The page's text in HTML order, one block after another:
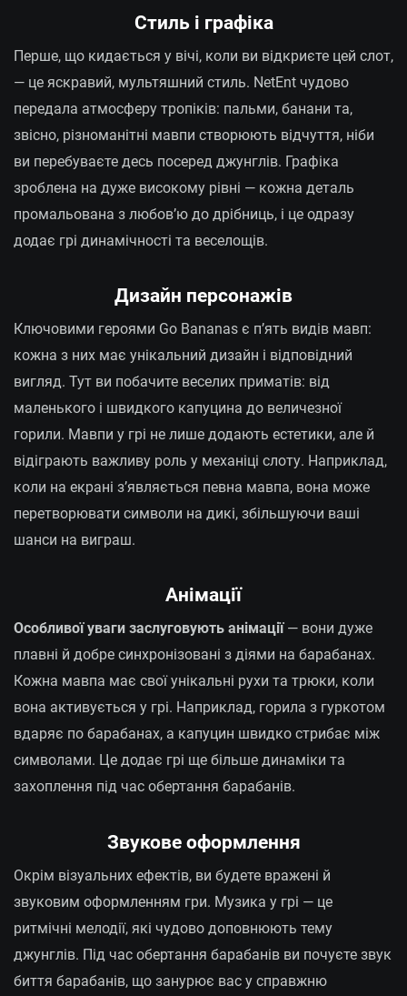
Стиль і графіка
Перше, що кидається у вічі, коли ви відкриєте цей слот,
— це яскравий, мультяшний стиль. NetEnt чудово
передала атмосферу тропіків: пальми, банани та,
звісно, різноманітні мавпи створюють відчуття, ніби
ви перебуваєте десь посеред джунглів. Графіка
зроблена на дуже високому рівні — кожна деталь
промальована з любов’ю до дрібниць, і це одразу
додає грі динамічності та веселощів.
Дизайн персонажів
Ключовими героями Go Bananas є п’ять видів мавп:
кожна з них має унікальний дизайн і відповідний
вигляд. Тут ви побачите веселих приматів: від
маленького і швидкого капуцина до величезної
горили. Мавпи у грі не лише додають естетики, але й
відіграють важливу роль у механіці слоту. Наприклад,
коли на екрані з’являється певна мавпа, вона може
перетворювати символи на дикі, збільшуючи ваші
шанси на виграш.
Анімації
Особливої уваги заслуговують анімації— вони дуже
плавні й добре синхронізовані з діями на барабанах.
Кожна мавпа має свої унікальні рухи та трюки, коли
вона активується у грі. Наприклад, горила з гуркотом
вдаряє по барабанах, а капуцин швидко стрибає між
символами. Це додає грі ще більше динаміки та
захоплення під час обертання барабанів.
Звукове оформлення
Окрім візуальних ефектів, ви будете вражені й
звуковим оформленням гри. Музика у грі — це
ритмічні мелодії, які чудово доповнюють тему
джунглів. Під час обертання барабанів ви почуєте звук
биття барабанів, що занурює вас у справжню